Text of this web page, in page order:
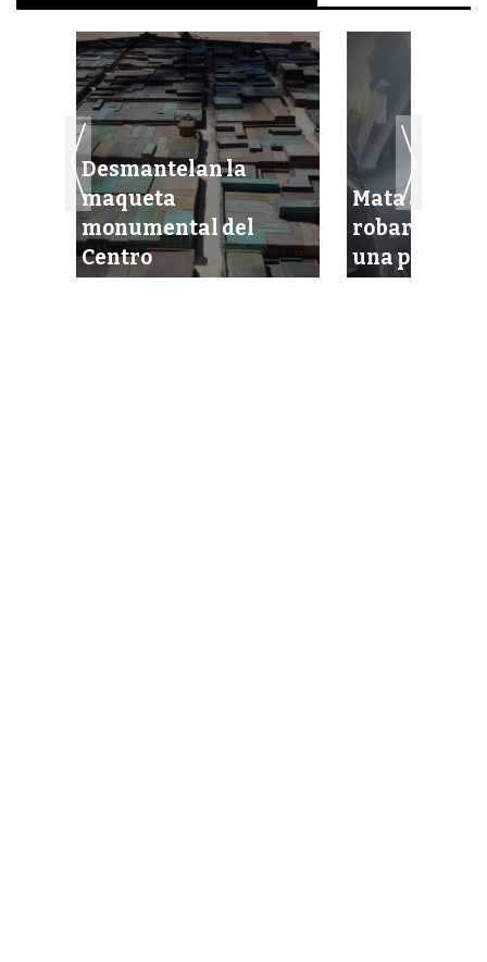
Desmantelan la
maqueta
monumental del
Centro
Mata a su
robarle el
una persona